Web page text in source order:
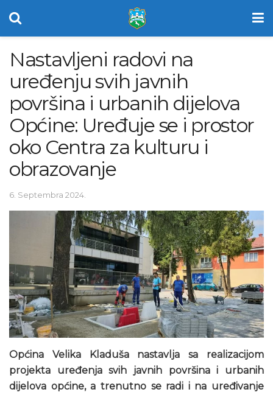
Nastavljeni radovi na
uređenju svih javnih
površina i urbanih dijelova
Općine: Uređuje se i prostor
oko Centra za kulturu i
obrazovanje
6. Septembra 2024.
Općina Velika Kladuša nastavlja sa realizacijom
projekta uređenja svih javnih površina i urbanih
dijelova općine, a trenutno se radi i na uređivanje